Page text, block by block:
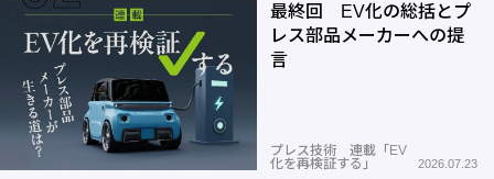
最終回 EV化の総括とプ
レス部品メーカーへの提
言
プレス技術 連載「EV
化を再検証する」
2026.07.23